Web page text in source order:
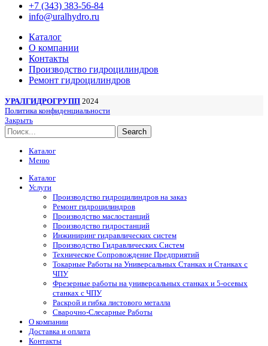
+7 (343) 383-56-84
info@uralhydro.ru
Каталог
О компании
Контакты
Производство гидроцилиндров
Ремонт гидроцилиндров
УРАЛГИДРОГРУПП 2024
Политика конфиденциальности
Закрыть
Search
Каталог
Меню
Каталог
Услуги
Производство гидроцилиндров на заказ
Ремонт гидроцилиндров
Производство маслостанций
Производство гидростанций
Инжиниринг гидравлических систем
Производство Гидравлических Систем
Техническое Сопровождение Предприятий
Токарные Работы на Универсальных Станках и Станках с
ЧПУ
Фрезерные работы на универсальных станках и 5-осевых
станках с ЧПУ
Раскрой и гибка листового металла
Сварочно-Слесарные Работы
О компании
Доставка и оплата
Контакты